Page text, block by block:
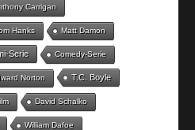
Carrigan
Hanks Matt Damon
Serie Comedy-Serie
Norton T.C. Boyle
David Schalko
William Dafoe